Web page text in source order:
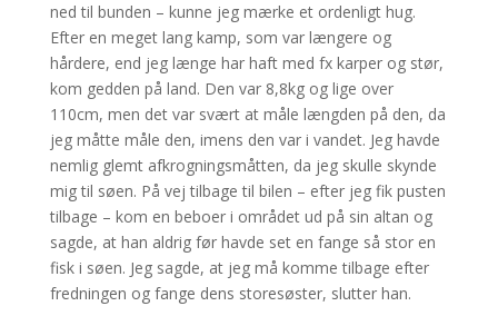
ned til bunden – kunne jeg mærke et ordenligt hug.
Efter en meget lang kamp, som var længere og
hårdere, end jeg længe har haft med fx karper og stør,
kom gedden på land. Den var 8,8kg og lige over
110cm, men det var svært at måle længden på den, da
jeg måtte måle den, imens den var i vandet. Jeg havde
nemlig glemt afkrogningsmåtten, da jeg skulle skynde
mig til søen. På vej tilbage til bilen – efter jeg fik pusten
tilbage – kom en beboer i området ud på sin altan og
sagde, at han aldrig før havde set en fange så stor en
fisk i søen. Jeg sagde, at jeg må komme tilbage efter
fredningen og fange dens storesøster, slutter han.